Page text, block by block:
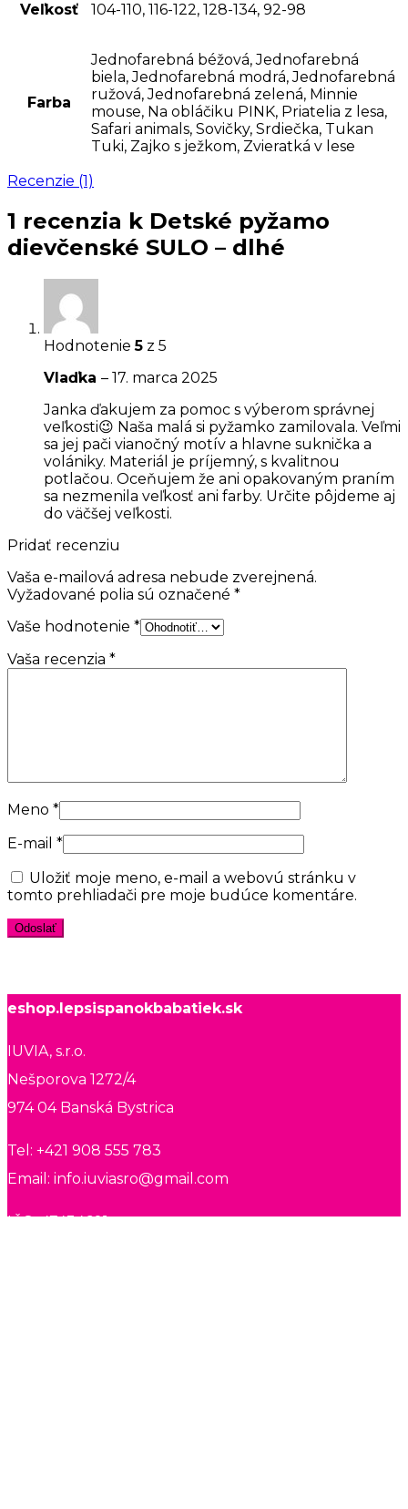
Veľkosť 104-110, 116-122, 128-134, 92-98
Farba
Jednofarebná béžová, Jednofarebná
biela, Jednofarebná modrá, Jednofarebná
ružová, Jednofarebná zelená, Minnie
mouse, Na obláčiku PINK, Priatelia z lesa,
Safari animals, Sovičky, Srdiečka, Tukan
Tuki, Zajko s ježkom, Zvieratká v lese
Recenzie (1)
1 recenzia k Detské pyžamo
dievčenské SULO – dlhé
Hodnotenie5 z 5
Vlaďka – 17. marca 2025
Janka ďakujem za pomoc s výberom správnej
veľkosti😉 Naša malá si pyžamko zamilovala. Veľmi
sa jej pači vianočný motív a hlavne suknička a
volániky. Materiál je príjemný, s kvalitnou
potlačou. Oceňujem že ani opakovaným praním
sa nezmenila veľkosť ani farby. Určite pôjdeme aj
do väčšej veľkosti.
Pridať recenziu
Vaša e-mailová adresa nebude zverejnená.
Vyžadované polia sú označené *
Vaše hodnotenie *
Vaša recenzia *
Meno *
E-mail *
Uložiť moje meno, e-mail a webovú stránku v
tomto prehliadači pre moje budúce komentáre.
eshop.lepsispanokbabatiek.sk
IUVIA, s.r.o.
Nešporova 1272/4
974 04 Banská Bystrica
Tel: +421 908 555 783
Email: info.iuviasro@gmail.com
IČO: 47434601